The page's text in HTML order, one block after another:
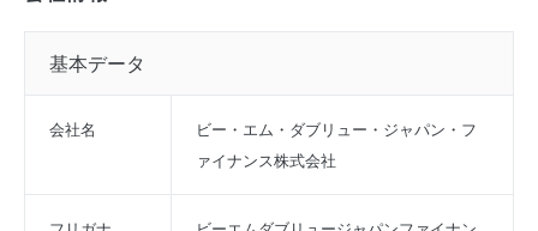
基本データ
会社名
ビー・エム・ダブリュー・ジャパン・フ
ァイナンス株式会社